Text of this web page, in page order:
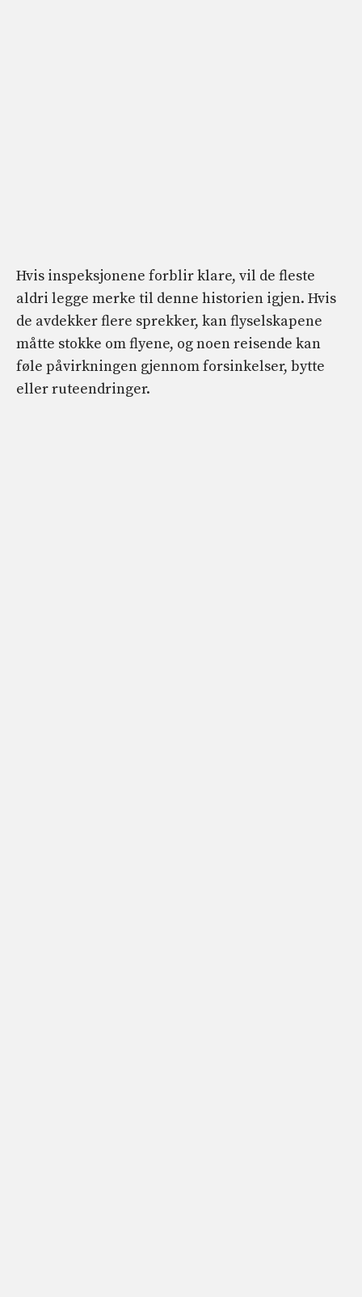
Hvis inspeksjonene forblir klare, vil de fleste
aldri legge merke til denne historien igjen. Hvis
de avdekker flere sprekker, kan flyselskapene
måtte stokke om flyene, og noen reisende kan
føle påvirkningen gjennom forsinkelser, bytte
eller ruteendringer.